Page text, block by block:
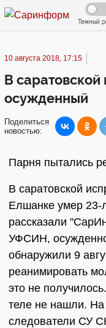
Темный
10 августа 2018, 17:15
В
осужденный
Поделиться
новостью:
Парня пытались
В саратовской
Елшанке умер 23-
рассказали
УФСИН,
обнаружили 9
реанимировать
это не
теле не нашли. На
следователи СУ